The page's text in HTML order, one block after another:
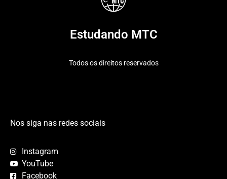
Estudando MTC
Todos os direitos reservados
Nos siga nas redes sociais
Instagram
YouTube
Facebook